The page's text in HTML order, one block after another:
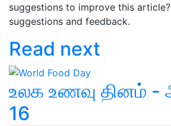
suggestions to improve this article?
suggestions and feedback.
Read next
உலக உணவு தினம் -
16